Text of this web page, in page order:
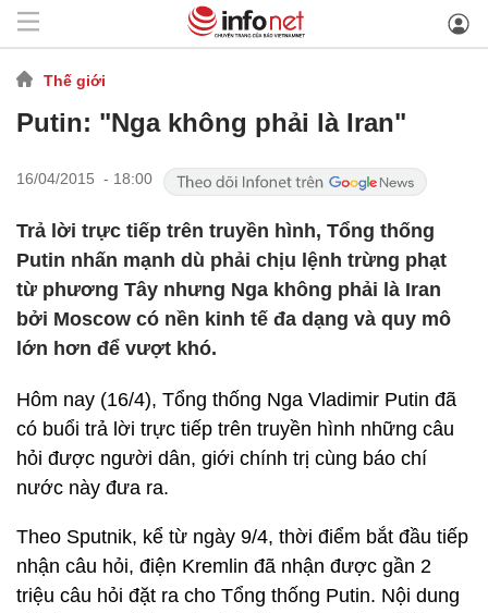
Thế giới
Putin: "Nga không phải là Iran"
16/04/2015 - 18:00
Trả lời trực tiếp trên truyền hình, Tổng thống
Putin nhấn mạnh dù phải chịu lệnh trừng phạt
từ phương Tây nhưng Nga không phải là Iran
bởi Moscow có nền kinh tế đa dạng và quy mô
lớn hơn để vượt khó.
Hôm nay (16/4), Tổng thống Nga Vladimir Putin đã
có buổi trả lời trực tiếp trên truyền hình những câu
hỏi được người dân, giới chính trị cùng báo chí
nước này đưa ra.
Theo Sputnik, kể từ ngày 9/4, thời điểm bắt đầu tiếp
nhận câu hỏi, điện Kremlin đã nhận được gần 2
triệu câu hỏi đặt ra cho Tổng thống Putin. Nội dung